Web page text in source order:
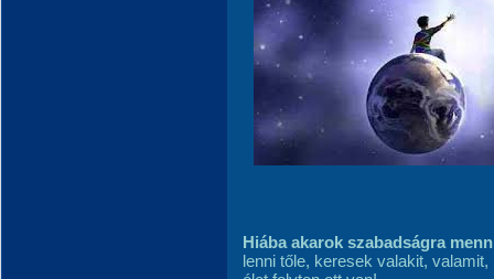
Hiába akarok szabadságra
lenni tőle, keresek valakit,